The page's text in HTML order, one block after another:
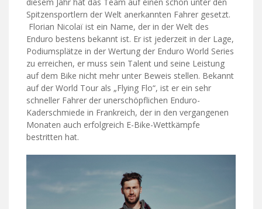
Spitzensportlern der Welt anerkannten Fahrer gesetzt.
Florian Nicolaï ist ein Name, der in der Welt des
Enduro bestens bekannt ist. Er ist jederzeit in der Lage,
Podiumsplätze in der Wertung der Enduro World Series
zu erreichen, er muss sein Talent und seine Leistung
auf dem Bike nicht mehr unter Beweis stellen. Bekannt
auf der World Tour als „Flying Flo“, ist er ein sehr
schneller Fahrer der unerschöpflichen Enduro-
Kaderschmiede in Frankreich, der in den vergangenen
Monaten auch erfolgreich E-Bike-Wettkämpfe
bestritten hat.